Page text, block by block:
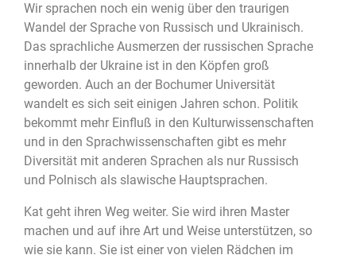
Wir sprachen noch ein wenig über den traurigen
Wandel der Sprache von Russisch und Ukrainisch.
Das sprachliche Ausmerzen der russischen Sprache
innerhalb der Ukraine ist in den Köpfen groß
geworden. Auch an der Bochumer Universität
wandelt es sich seit einigen Jahren schon. Politik
bekommt mehr Einfluß in den Kulturwissenschaften
und in den Sprachwissenschaften gibt es mehr
Diversität mit anderen Sprachen als nur Russisch
und Polnisch als slawische Hauptsprachen.
Kat geht ihren Weg weiter. Sie wird ihren Master
machen und auf ihre Art und Weise unterstützen, so
wie sie kann. Sie ist einer von vielen Rädchen im